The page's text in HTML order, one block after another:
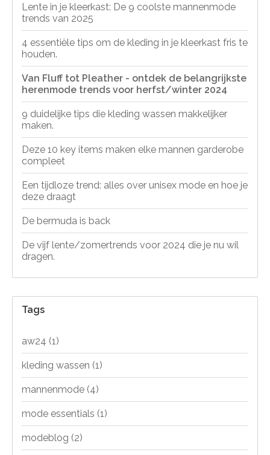
Lente in je kleerkast: De 9 coolste mannenmode
trends van 2025
4 essentiële tips om de kleding in je kleerkast fris te
houden.
Van Fluff tot Pleather - ontdek de belangrijkste
herenmode trends voor herfst/winter 2024
9 duidelijke tips die kleding wassen makkelijker
maken.
Deze 10 key items maken elke mannen garderobe
compleet
Een tijdloze trend: alles over unisex mode en hoe je
deze draagt
De bermuda is back
De vijf lente/zomertrends voor 2024 die je nu wil
dragen.
Tags
aw24 (1)
kleding wassen (1)
mannenmode (4)
mode essentials (1)
modeblog (2)